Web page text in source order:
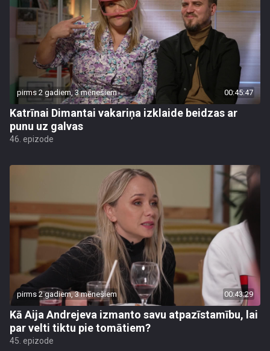
pirms 2 gadiem, 3 mēnešiem 00:45:47
Katrīnai Dimantai vakariņa izklaide beidzas ar
punu uz galvas
46. epizode
pirms 2 gadiem, 3 mēnešiem 00:43:29
Kā Aija Andrejeva izmanto savu atpazīstamību, lai
par velti tiktu pie tomātiem?
45. epizode